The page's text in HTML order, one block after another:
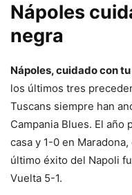
Nápoles
negra
Nápoles, cuidado con
los últimos tres
Tuscans siempre han
Campania Blues. El
casa y 1-0 en
último éxito del Napoli
Vuelta 5-1.